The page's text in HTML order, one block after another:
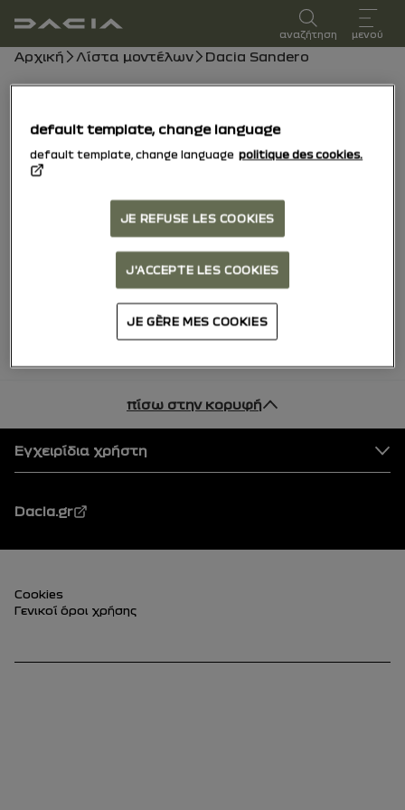
Εγχειρίδιο χρήστη
αναζήτηση μενού
Ναυσιπλοϊκή γραμμή
Αρχική Λίστα μοντέλων Dacia Sandero
Dacia Sandero
15/10/2025προς σήμερα
Προσθήκη στα αγαπημένα
Κοινή χρήση
Λήψη PDF
πίσω στην κορυφή
Ποδός
Εγχειρίδια χρήστη
Dacia.gr
Υποσέλιδο (κάτω)
Cookies
Γενικοί όροι χρήσης
default template, change language
default template, change language politique des cookies.
JE REFUSE LES COOKIES
J'ACCEPTE LES COOKIES
JE GÈRE MES COOKIES